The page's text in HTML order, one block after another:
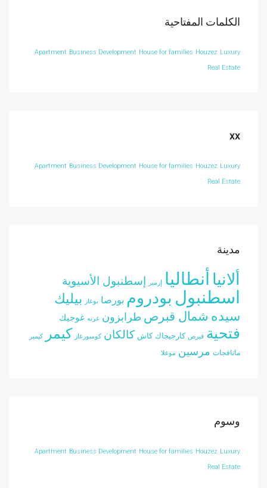
الكلمات المفتاحية
Apartment Business Development House for families Houzez Luxury
Real Estate
xx
Apartment Business Development House for families Houzez Luxury
Real Estate
مدينة
ألانيا أنطاليا إزمير إسطنبول الأسيوية
اسطنبول بودروم بورصا بوغاز بيليك
سيده شمال قبرص طرابزون غرنه غوجيك
فتحية قبرص كارجيجاك كاش كالكان كومبورغاز كيمر كيمير
مانافجات مرسين موغلا
وسوم
Apartment Business Development House for families Houzez Luxury
Real Estate